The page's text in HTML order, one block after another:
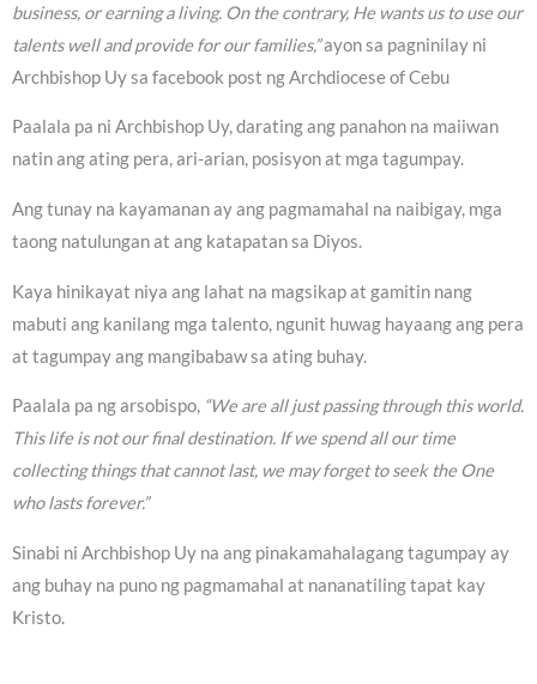
business, or earning a living. On the contrary, He wants us to use our
talents well and provide for our families,”ayon sa pagninilay ni
Archbishop Uy sa facebook post ng Archdiocese of Cebu
Paalala pa ni Archbishop Uy, darating ang panahon na maiiwan
natin ang ating pera, ari-arian, posisyon at mga tagumpay.
Ang tunay na kayamanan ay ang pagmamahal na naibigay, mga
taong natulungan at ang katapatan sa Diyos.
Kaya hinikayat niya ang lahat na magsikap at gamitin nang
mabuti ang kanilang mga talento, ngunit huwag hayaang ang pera
at tagumpay ang mangibabaw sa ating buhay.
Paalala pa ng arsobispo, “We are all just passing through this world.
This life is not our final destination. If we spend all our time
collecting things that cannot last, we may forget to seek the One
who lasts forever.”
Sinabi ni Archbishop Uy na ang pinakamahalagang tagumpay ay
ang buhay na puno ng pagmamahal at nananatiling tapat kay
Kristo.